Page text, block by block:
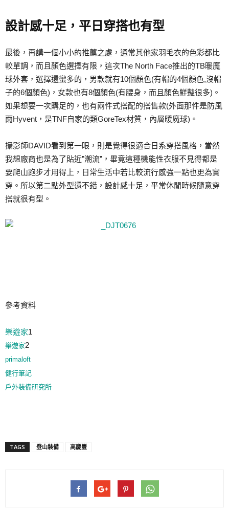
設計感十足，平日穿搭也有型
最後，再講一個小小的推薦之處，通常其他家羽毛衣的色彩都比
較單調，而且顏色選擇有限，這次The North Face推出的TB暖魔
球外套，選擇還蠻多的，男款就有10個顏色(有帽的4個顏色,沒帽
子的6個顏色)，女款也有8個顏色(有腰身，而且顏色鮮豔很多)。
如果想要一次購足的，也有兩件式搭配的搭售款(外面那件是防風
雨Hyvent，是TNF自家的類GoreTex材質，內層暖魔球)。
攝影師DAVID看到第一眼，則是覺得很適合日系穿搭風格，當然
我想廠商也是為了貼近”潮流”，畢竟這種機能性衣服不見得都是
要爬山跑步才用得上，日常生活中若比較流行感強一點也更為實
穿。所以第二點外型還不錯，設計感十足，平常休閒時候隨意穿
搭就很有型。
參考資料
樂遊家1
樂遊家2
primaloft
健行筆記
戶外裝備研究所
TAGS 登山裝備 高慶豐